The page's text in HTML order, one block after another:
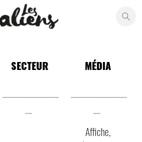
SECTEUR MÉDIA
Affiche,